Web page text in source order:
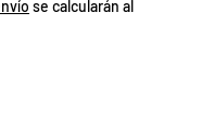
se calcularán al